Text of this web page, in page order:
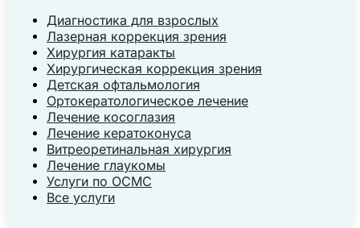
Диагностика для взрослых
Лазерная коррекция зрения
Хирургия катаракты
Хирургическая коррекция зрения
Детская офтальмология
Ортокератологическое лечение
Лечение косоглазия
Лечение кератоконуса
Витреоретинальная хирургия
Лечение глаукомы
Услуги по ОСМС
Все услуги